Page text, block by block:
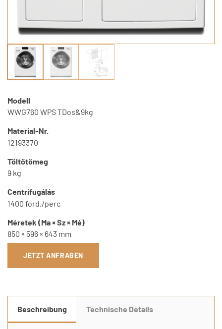
Modell
WWG760 WPS TDos&9kg
Material-Nr.
12193370
Töltőtömeg
9 kg
Centrifugálás
1400 ford./perc
Méretek (Ma × Sz × Mé)
850 × 596 × 643 mm
JETZT ANFRAGEN
Beschreibung Technische Details